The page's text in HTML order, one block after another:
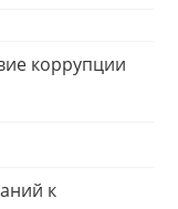
коррупции
к